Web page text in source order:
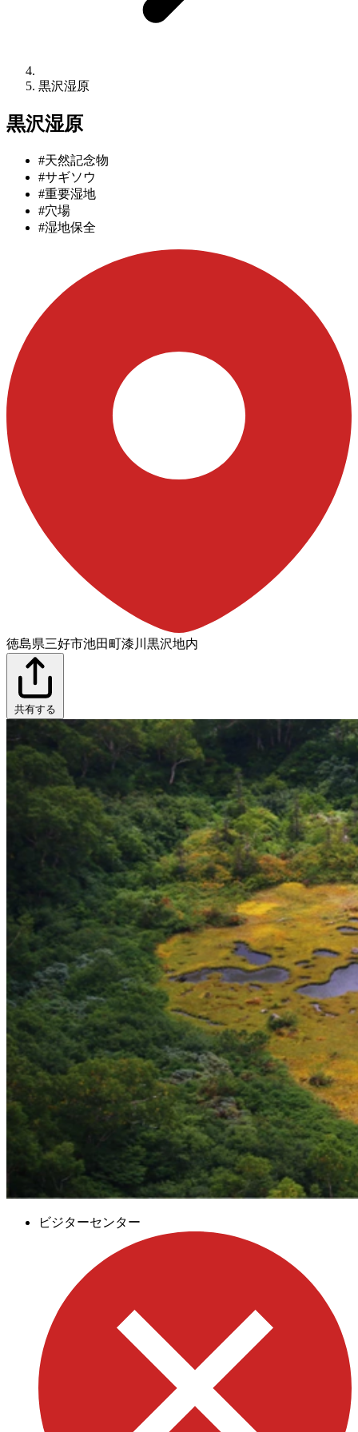
黒沢湿原
黒沢湿原
#天然記念物
#サギソウ
#重要湿地
#穴場
#湿地保全
徳島県三好市池田町漆川黒沢地内
共有する
ビジターセンター